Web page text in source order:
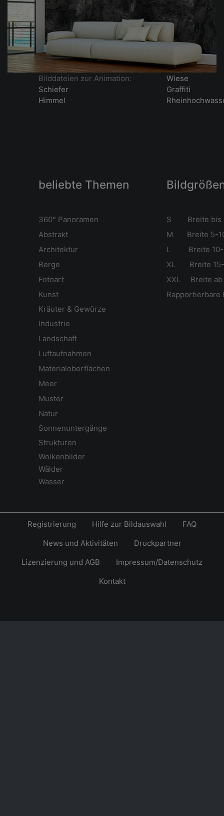
Bilddateien zur Animation:
Schiefer
Himmel
Wiese
Graffiti
beliebte Themen
360° Panoramen
S Breite bis
Abstrakt
M Breite 5-
Architektur
L Breite 10-
Berge
XL Breite 15-
Fotoart
XXL Breite ab
Kunst
Rapportierbare
Kräuter & Gewürze
Industrie
Landschaft
Luftaufnahmen
Materialoberflächen
Meer
Muster
Natur
Sonnenuntergänge
Strukturen
Wolkenbilder
Wälder
Wasser
Registrierung Hilfe zur Bildauswahl
FAQ
News und Aktivitäten
Druckpartner
Lizenzierung und AGB
Impressum/Datenschutz
Kontakt